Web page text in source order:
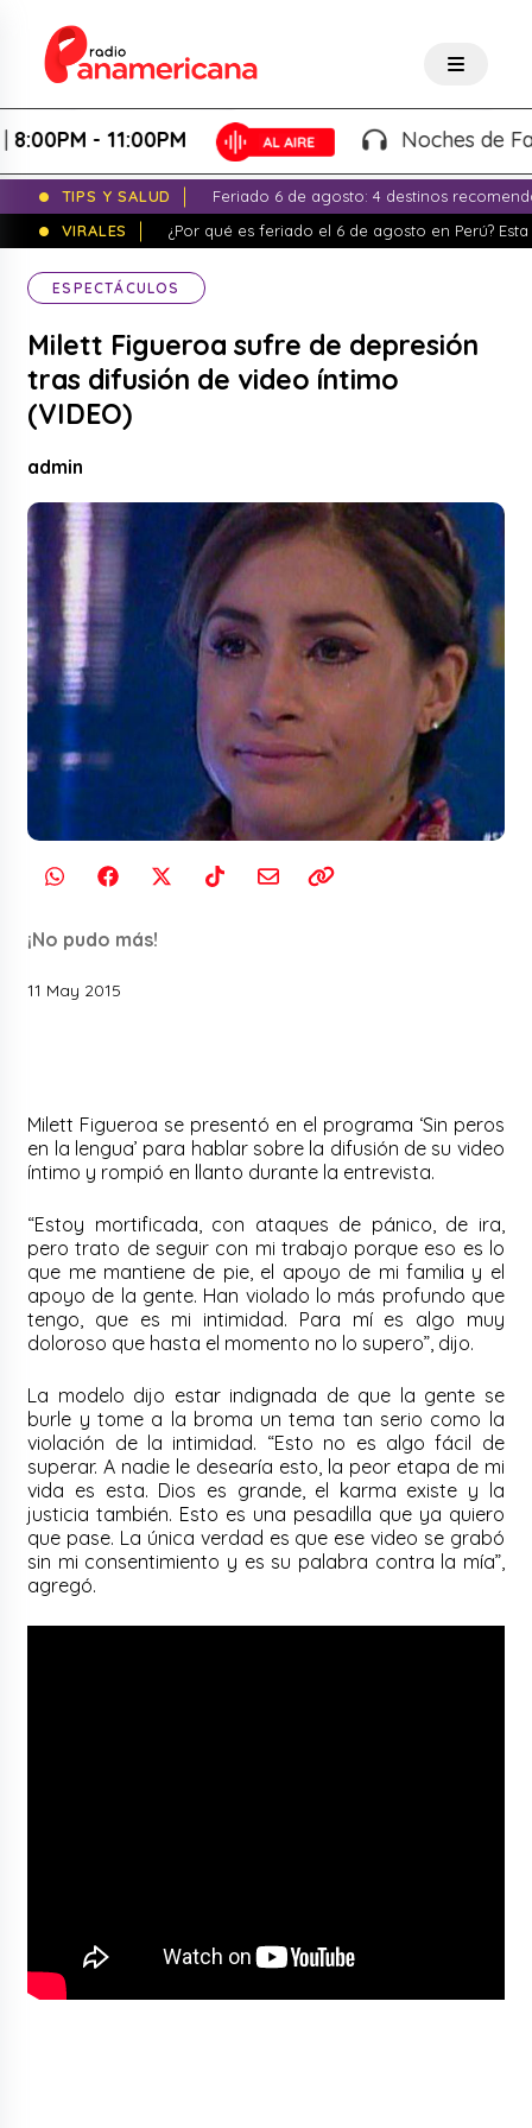
- 11:00PM Noches de
TIPS Y SALUD
Feriado 6 de agosto: 4 destinos
VIRALES
¿Por qué es feriado el 6 de agosto en Perú?
ESPECTÁCULOS
Milett Figueroa sufre de depresión
tras difusión de video íntimo
(VIDEO)
admin
¡No pudo más!
11 May 2015
Milett Figueroa se presentó en el programa ‘Sin peros
en la lengua’ para hablar sobre la difusión de su video
íntimo y rompió en llanto durante la entrevista.
“Estoy mortificada, con ataques de pánico, de ira,
pero trato de seguir con mi trabajo porque eso es lo
que me mantiene de pie, el apoyo de mi familia y el
apoyo de la gente. Han violado lo más profundo que
tengo, que es mi intimidad. Para mí es algo muy
doloroso que hasta el momento no lo supero”, dijo.
La modelo dijo estar indignada de que la gente se
burle y tome a la broma un tema tan serio como la
violación de la intimidad. “Esto no es algo fácil de
superar. A nadie le desearía esto, la peor etapa de mi
vida es esta. Dios es grande, el karma existe y la
justicia también. Esto es una pesadilla que ya quiero
que pase. La única verdad es que ese video se grabó
sin mi consentimiento y es su palabra contra la mía”,
agregó.